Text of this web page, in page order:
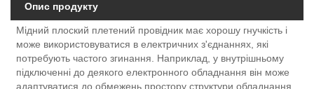
Опис продукту
Мідний плоский плетений провідник має хорошу гнучкість і
може використовуватися в електричних з'єднаннях, які
потребують частого згинання. Наприклад, у внутрішньому
підключенні до деякого електронного обладнання він може
адаптуватися до обмежень простору структури обладнання